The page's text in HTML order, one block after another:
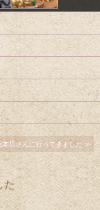
店さんに行ってきました ≫
た